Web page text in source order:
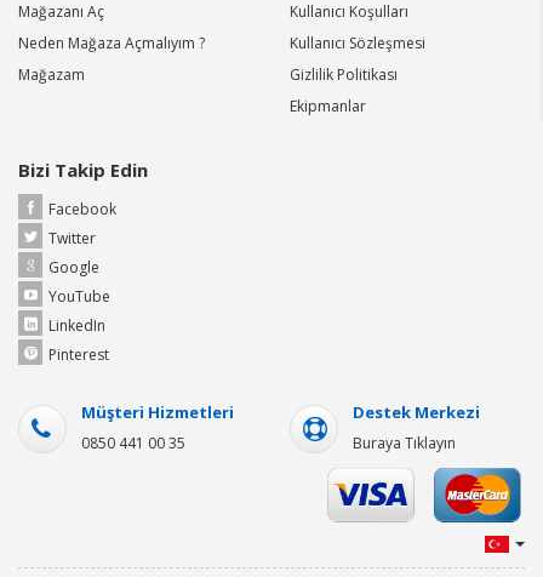
Mağazanı Aç
Neden Mağaza Açmalıyım ?
Mağazam
Kullanıcı Koşulları
Kullanıcı Sözleşmesi
Gizlilik Politikası
Ekipmanlar
Bizi Takip Edin
Facebook
Twitter
Google
YouTube
LinkedIn
Pinterest
Müşteri Hizmetleri
0850 441 00 35
Destek Merkezi
Buraya Tıklayın